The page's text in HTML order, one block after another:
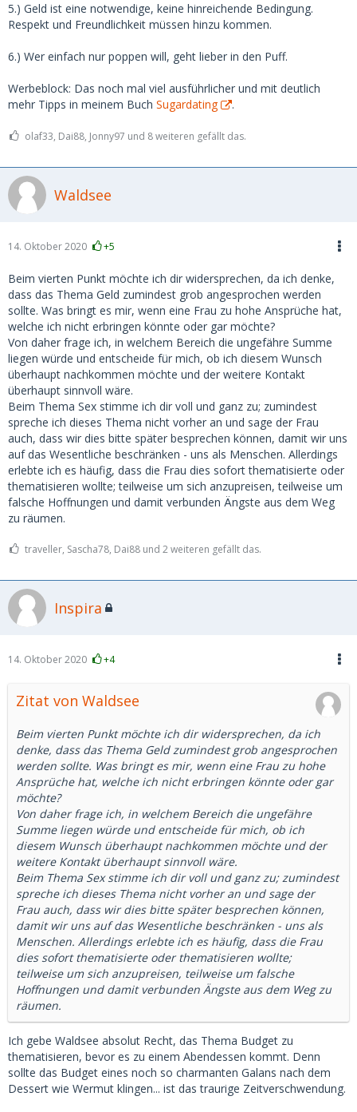
5.) Geld ist eine notwendige, keine hinreichende Bedingung.
Respekt und Freundlichkeit müssen hinzu kommen.
6.) Wer einfach nur poppen will, geht lieber in den Puff.
Werbeblock: Das noch mal viel ausführlicher und mit deutlich
mehr Tipps in meinem Buch Sugardating .
olaf33, Dai88, Jonny97 und 8 weiteren gefällt das.
Waldsee
14. Oktober 2020 +5
Beim vierten Punkt möchte ich dir widersprechen, da ich denke,
dass das Thema Geld zumindest grob angesprochen werden
sollte. Was bringt es mir, wenn eine Frau zu hohe Ansprüche hat,
welche ich nicht erbringen könnte oder gar möchte?
Von daher frage ich, in welchem Bereich die ungefähre Summe
liegen würde und entscheide für mich, ob ich diesem Wunsch
überhaupt nachkommen möchte und der weitere Kontakt
überhaupt sinnvoll wäre.
Beim Thema Sex stimme ich dir voll und ganz zu; zumindest
spreche ich dieses Thema nicht vorher an und sage der Frau
auch, dass wir dies bitte später besprechen können, damit wir uns
auf das Wesentliche beschränken - uns als Menschen. Allerdings
erlebte ich es häufig, dass die Frau dies sofort thematisierte oder
thematisieren wollte; teilweise um sich anzupreisen, teilweise um
falsche Hoffnungen und damit verbunden Ängste aus dem Weg
zu räumen.
traveller, Sascha78, Dai88 und 2 weiteren gefällt das.
Inspira
14. Oktober 2020 +4
Zitat von Waldsee
Beim vierten Punkt möchte ich dir widersprechen, da ich
denke, dass das Thema Geld zumindest grob angesprochen
werden sollte. Was bringt es mir, wenn eine Frau zu hohe
Ansprüche hat, welche ich nicht erbringen könnte oder gar
möchte?
Von daher frage ich, in welchem Bereich die ungefähre
Summe liegen würde und entscheide für mich, ob ich
diesem Wunsch überhaupt nachkommen möchte und der
weitere Kontakt überhaupt sinnvoll wäre.
Beim Thema Sex stimme ich dir voll und ganz zu; zumindest
spreche ich dieses Thema nicht vorher an und sage der
Frau auch, dass wir dies bitte später besprechen können,
damit wir uns auf das Wesentliche beschränken - uns als
Menschen. Allerdings erlebte ich es häufig, dass die Frau
dies sofort thematisierte oder thematisieren wollte;
teilweise um sich anzupreisen, teilweise um falsche
Hoffnungen und damit verbunden Ängste aus dem Weg zu
räumen.
Ich gebe Waldsee absolut Recht, das Thema Budget zu
thematisieren, bevor es zu einem Abendessen kommt. Denn
sollte das Budget eines noch so charmanten Galans nach dem
Dessert wie Wermut klingen... ist das traurige Zeitverschwendung.